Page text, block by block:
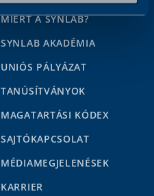
MIÉRT A SYNLAB?
SYNLAB AKADÉMIA
UNIÓS PÁLYÁZAT
TANÚSÍTVÁNYOK
MAGATARTÁSI KÓDEX
SAJTÓKAPCSOLAT
MÉDIAMEGJELENÉSEK
KARRIER